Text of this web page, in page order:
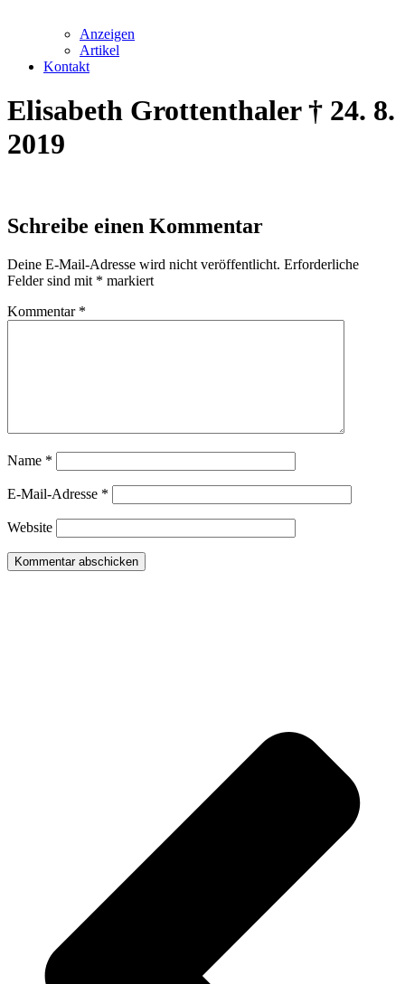
Anzeigen
Artikel
Kontakt
Elisabeth Grottenthaler † 24. 8.
2019
Schreibe einen Kommentar
Deine E-Mail-Adresse wird nicht veröffentlicht. Erforderliche
Felder sind mit * markiert
Kommentar *
Name *
E-Mail-Adresse *
Website